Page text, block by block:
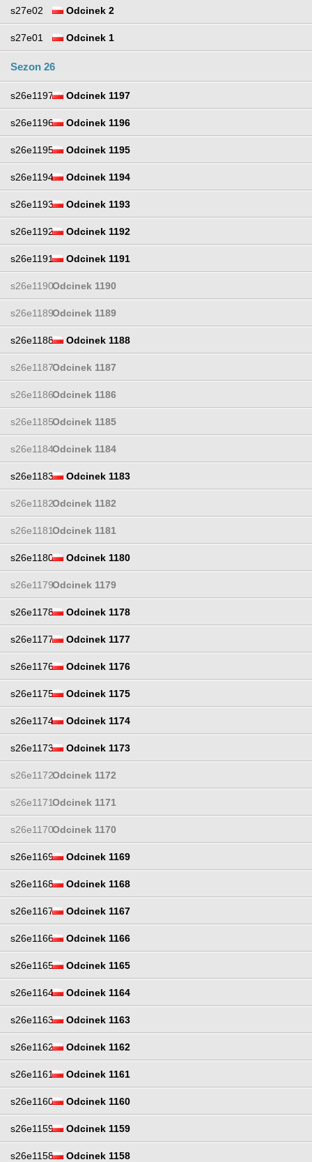
s27e02 Odcinek 2
s27e01 Odcinek 1
Sezon 26
s26e1197 Odcinek 1197
s26e1196 Odcinek 1196
s26e1195 Odcinek 1195
s26e1194 Odcinek 1194
s26e1193 Odcinek 1193
s26e1192 Odcinek 1192
s26e1191 Odcinek 1191
s26e1190Odcinek 1190
s26e1189Odcinek 1189
s26e1188 Odcinek 1188
s26e1187Odcinek 1187
s26e1186Odcinek 1186
s26e1185Odcinek 1185
s26e1184Odcinek 1184
s26e1183 Odcinek 1183
s26e1182Odcinek 1182
s26e1181Odcinek 1181
s26e1180 Odcinek 1180
s26e1179Odcinek 1179
s26e1178 Odcinek 1178
s26e1177 Odcinek 1177
s26e1176 Odcinek 1176
s26e1175 Odcinek 1175
s26e1174 Odcinek 1174
s26e1173 Odcinek 1173
s26e1172Odcinek 1172
s26e1171Odcinek 1171
s26e1170Odcinek 1170
s26e1169 Odcinek 1169
s26e1168 Odcinek 1168
s26e1167 Odcinek 1167
s26e1166 Odcinek 1166
s26e1165 Odcinek 1165
s26e1164 Odcinek 1164
s26e1163 Odcinek 1163
s26e1162 Odcinek 1162
s26e1161 Odcinek 1161
s26e1160 Odcinek 1160
s26e1159 Odcinek 1159
s26e1158 Odcinek 1158